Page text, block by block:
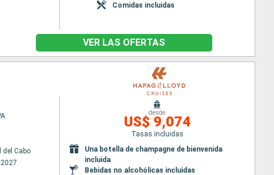
Comidas incluidas
VER LAS OFERTAS
del Cabo
desde
US$ 9,074
Tasas incluidas
Una botella de champagne de bienvenida
incluida
Bebidas no alcohólicas incluidas